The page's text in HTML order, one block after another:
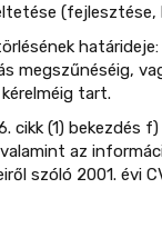
megszűnéséig,
tart.
cikk (1) bekezdés
az
szóló 2001. évi